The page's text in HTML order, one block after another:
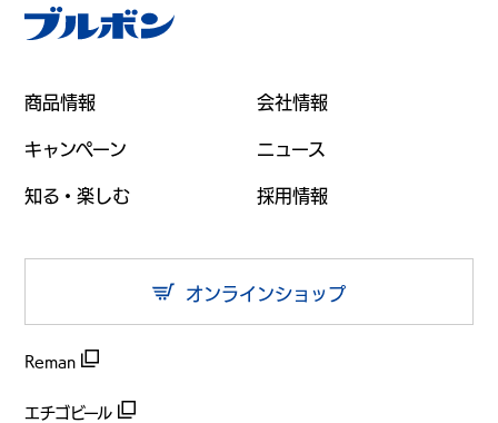
商品情報 会社情報
キャンペーン ニュース
知る・楽しむ 採用情報
オンラインショップ
Reman
エチゴビール